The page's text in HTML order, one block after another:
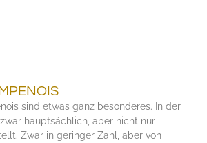
sind etwas ganz besonderes. In der
hauptsächlich, aber nicht nur
Zwar in geringer Zahl, aber von